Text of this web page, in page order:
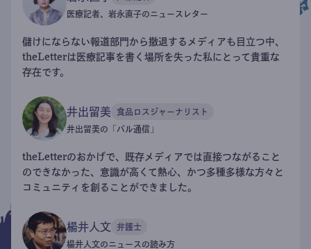
医療記者、岩永直子のニュースレター
儲けにならない報道部門から撤退するメディアも目立つ中、
theLetterは医療記事を書く場所を失った私にとって貴重な
存在です。
井出留美 食品ロスジャーナリスト
井出留美の「パル通信」
theLetterのおかげで、既存メディアでは直接つながること
のできなかった、意識が高くて熱心、かつ多種多様な方々と
コミュニティを創ることができました。
楊井人文 弁護士
楊井人文のニュースの読み方